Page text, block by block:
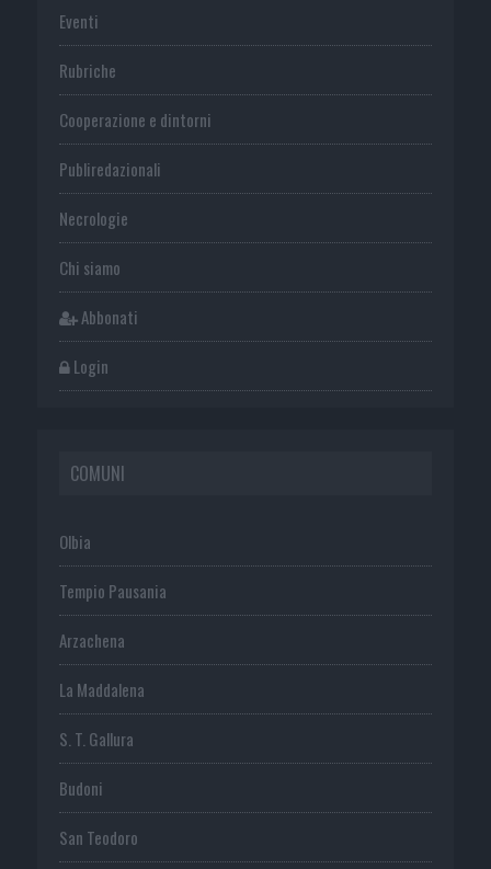
Eventi
Rubriche
Cooperazione e dintorni
Publiredazionali
Necrologie
Chi siamo
Abbonati
Login
COMUNI
Olbia
Tempio Pausania
Arzachena
La Maddalena
S. T. Gallura
Budoni
San Teodoro